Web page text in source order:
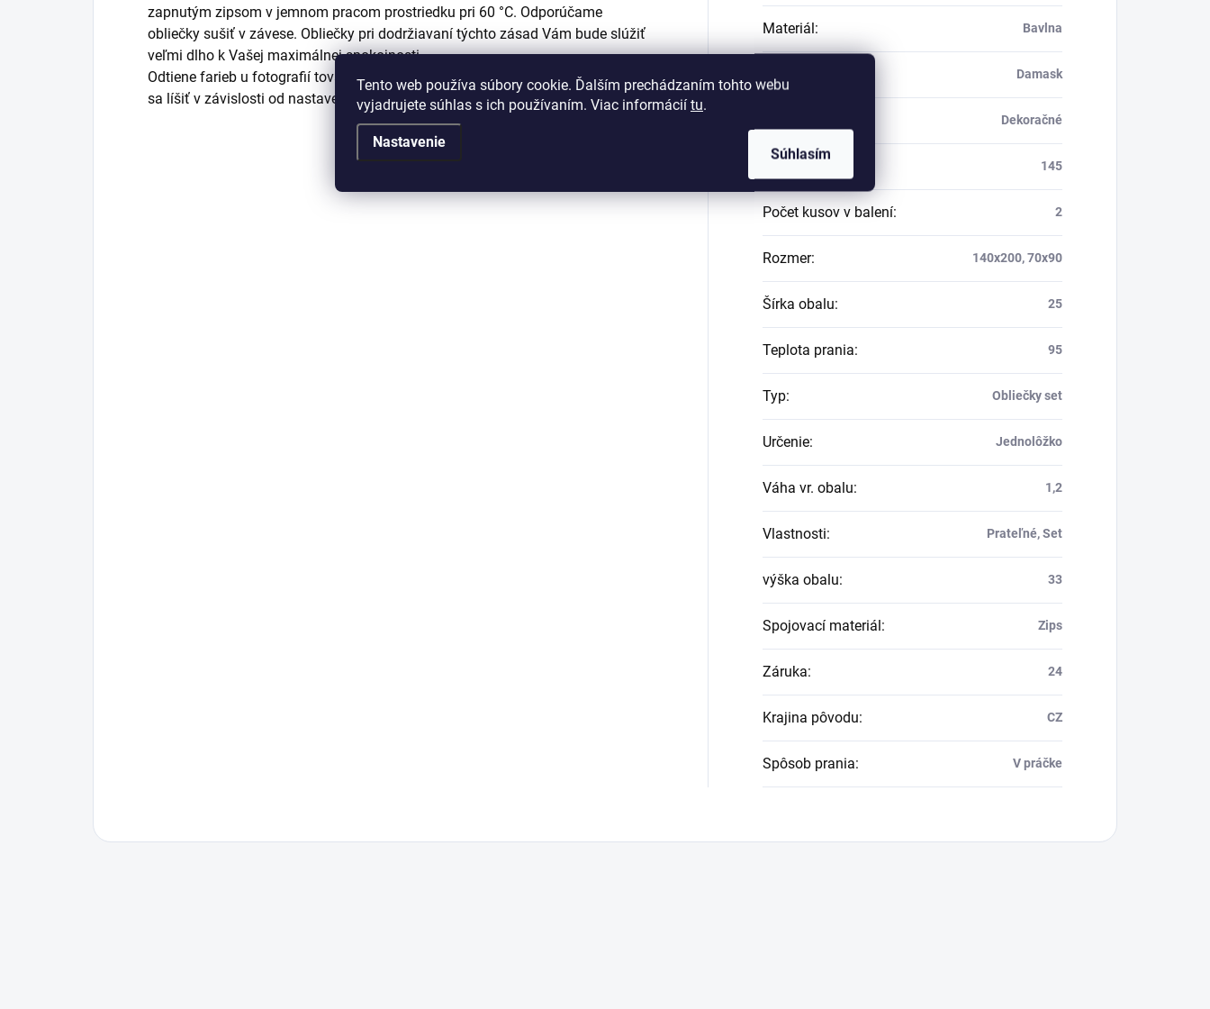
Tento web používa súbory cookie. Ďalším prechádzaním tohto webu
vyjadrujete súhlas s ich používaním. Viac informácií tu.
Nastavenie
Súhlasím
zapnutým zipsom v jemnom pracom prostriedku pri 60 °C. Odporúčame
obliečky sušiť v závese. Obliečky pri dodržiavaní týchto zásad Vám bude slúžiť
veľmi dlho k Vašej maximálnej spokojnosti.
Odtiene farieb u fotografií tovaru nemusí úplne zodpovedať skutočnosti. Môžu
sa líšiť v závislosti od nastavenia Vášho monitoru.
Materiál: Bavlna
materiál obliečky Damask
Dekoračné
145
Počet kusov v balení: 2
Rozmer: 140x200, 70x90
Šírka obalu: 25
Teplota prania: 95
Typ: Obliečky set
Určenie: Jednolôžko
Váha vr. obalu: 1,2
Vlastnosti: Prateľné, Set
výška obalu: 33
Spojovací materiál: Zips
Záruka: 24
Krajina pôvodu: CZ
Spôsob prania: V práčke